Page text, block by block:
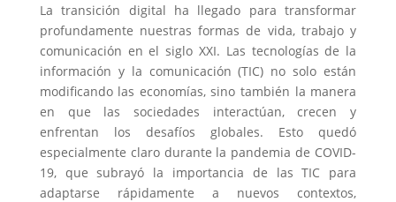
t
e
r
e
d
I
n
s
p
p
b
o
k
l
o
k
.
c
o
m
La transición digital ha llegado para transformar
profundamente nuestras formas de vida, trabajo y
comunicación en el siglo XXI. Las tecnologías de la
información y la comunicación (TIC) no solo están
modificando las economías, sino también la manera
en que las sociedades interactúan, crecen y
enfrentan los desafíos globales. Esto quedó
especialmente claro durante la pandemia de COVID-
19, que subrayó la importancia de las TIC para
adaptarse rápidamente a nuevos contextos,